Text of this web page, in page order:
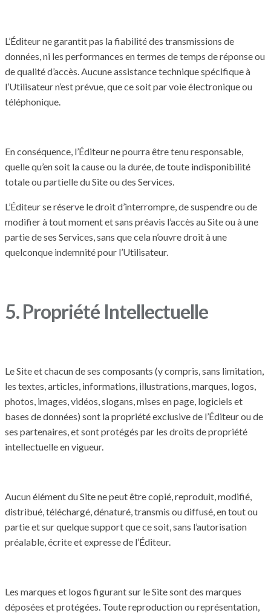
L’Éditeur ne garantit pas la fiabilité des transmissions de
données, ni les performances en termes de temps de réponse ou
de qualité d’accès. Aucune assistance technique spécifique à
l’Utilisateur n’est prévue, que ce soit par voie électronique ou
téléphonique.
En conséquence, l’Éditeur ne pourra être tenu responsable,
quelle qu’en soit la cause ou la durée, de toute indisponibilité
totale ou partielle du Site ou des Services.
L’Éditeur se réserve le droit d’interrompre, de suspendre ou de
modifier à tout moment et sans préavis l’accès au Site ou à une
partie de ses Services, sans que cela n’ouvre droit à une
quelconque indemnité pour l’Utilisateur.
5. Propriété Intellectuelle
Le Site et chacun de ses composants (y compris, sans limitation,
les textes, articles, informations, illustrations, marques, logos,
photos, images, vidéos, slogans, mises en page, logiciels et
bases de données) sont la propriété exclusive de l’Éditeur ou de
ses partenaires, et sont protégés par les droits de propriété
intellectuelle en vigueur.
Aucun élément du Site ne peut être copié, reproduit, modifié,
distribué, téléchargé, dénaturé, transmis ou diffusé, en tout ou
partie et sur quelque support que ce soit, sans l’autorisation
préalable, écrite et expresse de l’Éditeur.
Les marques et logos figurant sur le Site sont des marques
déposées et protégées. Toute reproduction ou représentation,